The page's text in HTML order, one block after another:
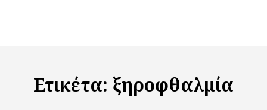
Ετικέτα: ξηροφθαλμία